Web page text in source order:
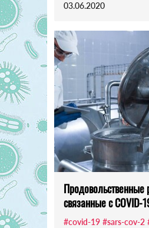
03.06.2020
Продовольственные
связанные с COVID-
#covid-19 #sars-cov-2